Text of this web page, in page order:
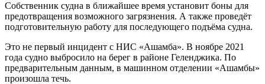
Собственник судна в ближайшее время установит боны для
предотвращения возможного загрязнения. А также проведёт
подготовительную работу для последующего подъёма судна.
Это не первый инцидент с НИС «Ашамба». В ноябре 2021
года судно выбросило на берег в районе Геленджика. По
предварительным данным, в машинном отделении «Ашамбы»
произошла течь.